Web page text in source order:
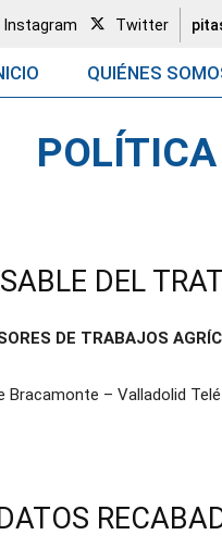
Instagram Twitter
QUIÉNES
DEL
DE TRABAJOS
Bracamonte – Valladolid